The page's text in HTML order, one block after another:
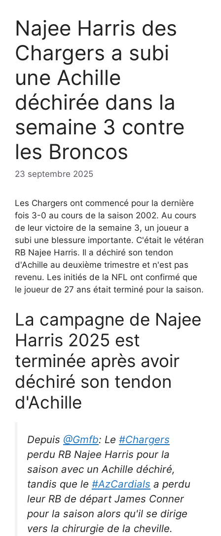
Najee Harris des
Chargers a subi
une Achille
déchirée dans la
semaine 3 contre
les Broncos
23 septembre 2025
Les Chargers ont commencé pour la dernière
fois 3-0 au cours de la saison 2002. Au cours
de leur victoire de la semaine 3, un joueur a
subi une blessure importante. C'était le vétéran
RB Najee Harris. Il a déchiré son tendon
d'Achille au deuxième trimestre et n'est pas
revenu. Les initiés de la NFL ont confirmé que
le joueur de 27 ans était terminé pour la saison.
La campagne de Najee
Harris 2025 est
terminée après avoir
déchiré son tendon
d'Achille
Depuis @Gmfb: Le #Chargers
perdu RB Najee Harris pour la
saison avec un Achille déchiré,
tandis que le #AzCardials a perdu
leur RB de départ James Conner
pour la saison alors qu'il se dirige
vers la chirurgie de la cheville.